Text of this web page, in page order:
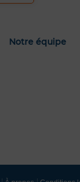
Notre équipe